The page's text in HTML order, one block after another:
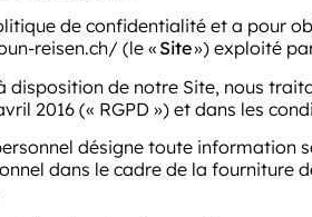
de confidentialité et a pour
reisen.ch/ (le « Site») exploité
disposition de notre Site, nous
2016 (« RGPD ») et dans les
désigne toute
dans le cadre de la fourniture